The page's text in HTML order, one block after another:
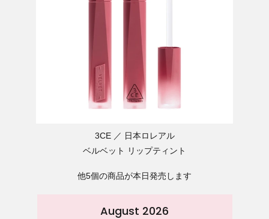
3CE
日本ロレアル
ベルベット リップティント
他5個の商品が本日発売します
August 2026